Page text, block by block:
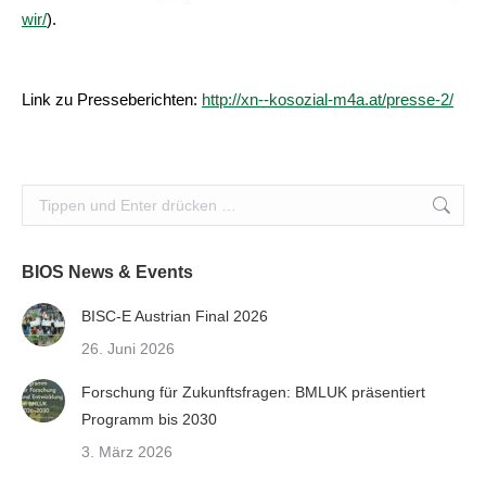
wir/).
Link zu Presseberichten: http://xn--kosozial-m4a.at/presse-2/
Search:
BIOS News & Events
BISC-E Austrian Final 2026
26. Juni 2026
Forschung für Zukunftsfragen: BMLUK präsentiert
Programm bis 2030
3. März 2026